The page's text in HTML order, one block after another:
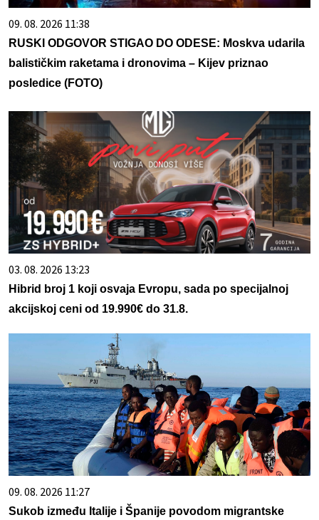
09. 08. 2026 11:38
RUSKI ODGOVOR STIGAO DO ODESE: Moskva udarila
balističkim raketama i dronovima – Kijev priznao
posledice (FOTO)
03. 08. 2026 13:23
Hibrid broj 1 koji osvaja Evropu, sada po specijalnoj
akcijskoj ceni od 19.990€ do 31.8.
09. 08. 2026 11:27
Sukob između Italije i Španije povodom migrantske